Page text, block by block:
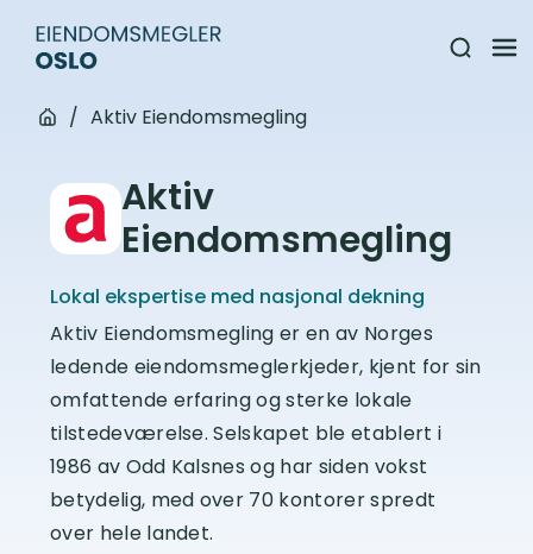
/ Aktiv Eiendomsmegling
Aktiv
Eiendomsmegling
Lokal ekspertise med nasjonal dekning
Aktiv Eiendomsmegling er en av Norges
ledende eiendomsmeglerkjeder, kjent for sin
omfattende erfaring og sterke lokale
tilstedeværelse. Selskapet ble etablert i
1986 av Odd Kalsnes og har siden vokst
betydelig, med over 70 kontorer spredt
over hele landet.